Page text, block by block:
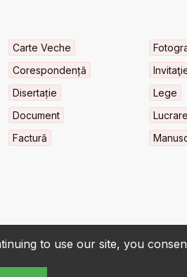
to use our site, you
Carte Veche
Corespondență
Disertație
Document
Factură
Lege